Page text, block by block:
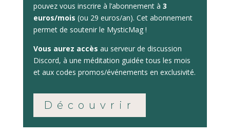
pouvez vous inscrire à l’abonnement à 3
euros/mois (ou 29 euros/an). Cet abonnement
permet de soutenir le MysticMag !
Vous aurez accès au serveur de discussion
Discord, à une méditation guidée tous les mois
et aux codes promos/événements en exclusivité.
Découvrir